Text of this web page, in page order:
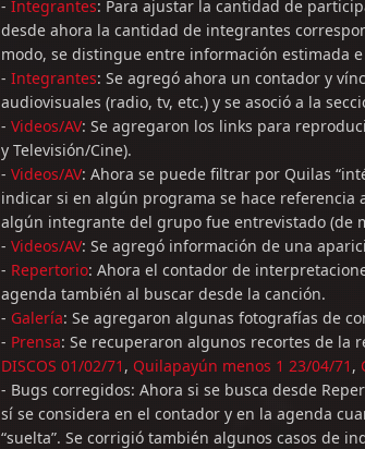
- Integrantes: Para ajustar la cantidad de
desde ahora la cantidad de integrantes
modo, se distingue entre información estimada
- Integrantes: Se agregó ahora un contador y
audiovisuales (radio, tv, etc.) y se asoció a la
- Videos/AV: Se agregaron los links para
y Televisión/Cine).
- Videos/AV: Ahora se puede filtrar por Quilas
indicar si en algún programa se hace referencia
algún integrante del grupo fue entrevistado (de
- Videos/AV: Se agregó información de una
- Repertorio: Ahora el contador de
agenda también al buscar desde la canción.
- Galería: Se agregaron algunas fotografías de
- Prensa: Se recuperaron algunos recortes de la
DISCOS 01/02/71 , Quilapayún menos 1 23/04/71 ,
- Bugs corregidos: Ahora si se busca desde
sí se considera en el contador y en la agenda
“suelta”. Se corrigió también algunos casos de